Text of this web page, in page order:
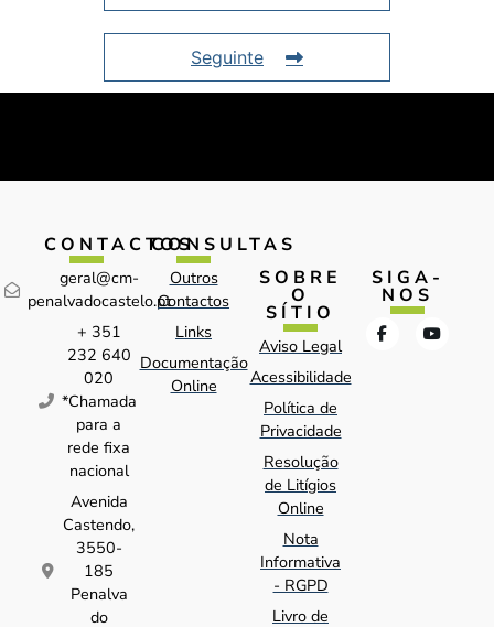
Seguinte
CONTACTOS
geral@cm-
penalvadocastelo.pt
+ 351
232 640
020
*Chamada
para a
rede fixa
nacional
Avenida
Castendo,
3550-
185
Penalva
do
CONSULTAS
Outros
Contactos
Links
Documentação
Online
SOBRE
O
SÍTIO
Aviso Legal
Acessibilidade
Política de
Privacidade
Resolução
de Litígios
Online
Nota
Informativa
- RGPD
Livro de
SIGA-
NOS